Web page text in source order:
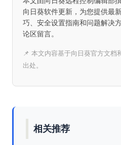
向日葵软件更新，为您提供最
巧、安全设置指南和问题解决
论区留言。
📌 本文内容基于向日葵官方文档
出处。
相关推荐